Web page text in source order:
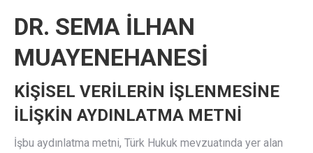
DR. SEMA İLHAN
MUAYENEHANESİ
KİŞİSEL VERİLERİN İŞLENMESİNE
İLİŞKİN AYDINLATMA METNİ
İşbu aydınlatma metni, Türk Hukuk mevzuatında yer alan